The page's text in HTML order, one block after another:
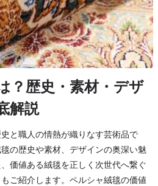
？歴史・素材・デザ
解説
と職人の情熱が織りなす芸術品で
の歴史や素材、デザインの奥深い魅
価値ある絨毯を正しく次世代へ繋ぐ
ご紹介します。ペルシャ絨毯の価値